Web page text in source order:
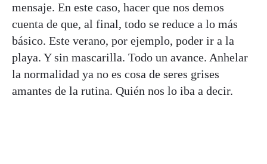
mensaje. En este caso, hacer que nos demos
cuenta de que, al final, todo se reduce a lo más
básico. Este verano, por ejemplo, poder ir a la
playa. Y sin mascarilla. Todo un avance. Anhelar
la normalidad ya no es cosa de seres grises
amantes de la rutina. Quién nos lo iba a decir.